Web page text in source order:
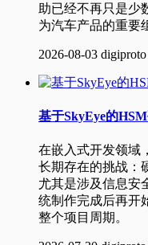
助已经不再只是少
为汽车产品的重要
2026-08-03 digiproto
基于SkyEye的
在嵌入式开发领域
长期存在的挑战：
尤其是涉及信息安
统制作完成后再开
整个项目周期。